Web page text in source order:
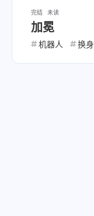
完结 未读
加冕
机器人 换身